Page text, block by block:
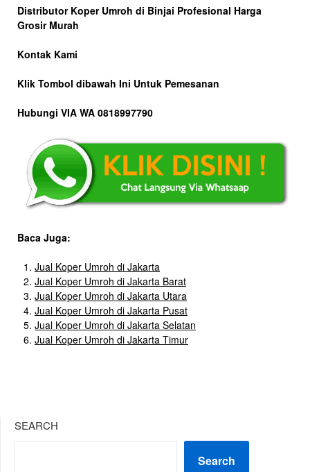
Distributor Koper Umroh di Binjai Profesional Harga
Grosir Murah
Kontak Kami
Klik Tombol dibawah Ini Untuk Pemesanan
Hubungi VIA WA 0818997790
Baca Juga:
Jual Koper Umroh di Jakarta
Jual Koper Umroh di Jakarta Barat
Jual Koper Umroh di Jakarta Utara
Jual Koper Umroh di Jakarta Pusat
Jual Koper Umroh di Jakarta Selatan
Jual Koper Umroh di Jakarta Timur
SEARCH
Search